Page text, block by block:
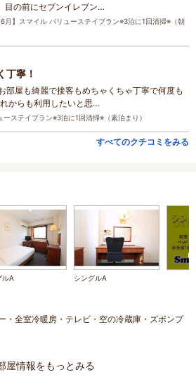
目の前にセブンイレブン…
月】スマイル バリューステイプラン※3泊に1回清掃※（朝
丁寧！
部屋も綺麗で接客もめちゃくちゃ丁寧で何度も
からも利用したいと思…
ーステイプラン※3泊に1回清掃※（素泊まり）
すべてのクチコミをみる
ルA シングルA
・全室冷暖房・テレビ・空の冷蔵庫・ズボンプ
屋情報をもっとみる